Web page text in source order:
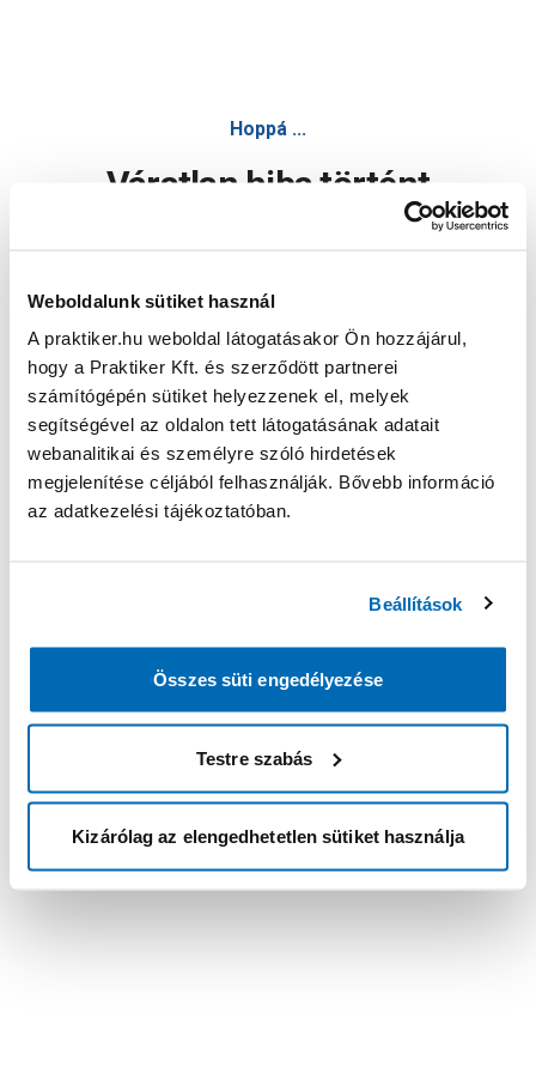
Weboldalunk sütiket használ
A praktiker.hu weboldal látogatásakor Ön hozzájárul,
hogy a Praktiker Kft. és szerződött partnerei
számítógépén sütiket helyezzenek el, melyek
segítségével az oldalon tett látogatásának adatait
webanalitikai és személyre szóló hirdetések
megjelenítése céljából felhasználják. Bővebb információ
az adatkezelési tájékoztatóban.
Beállítások
Összes süti engedélyezése
Testre szabás
Kizárólag az elengedhetetlen sütiket használja
Hoppá ...
Váratlan hiba történt
Oldal újratöltése